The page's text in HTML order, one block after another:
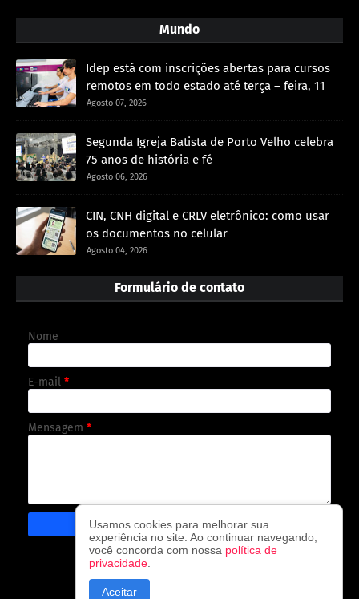
Mundo
Idep está com inscrições abertas para cursos
remotos em todo estado até terça – feira, 11
Agosto 07, 2026
Segunda Igreja Batista de Porto Velho celebra
75 anos de história e fé
Agosto 06, 2026
CIN, CNH digital e CRLV eletrônico: como usar
os documentos no celular
Agosto 04, 2026
Formulário de contato
Nome
E-mail *
Mensagem *
CAPA CONTATO
Usamos cookies para melhorar sua
experiência no site. Ao continuar navegando,
você concorda com nossa política de
privacidade
Aceitar